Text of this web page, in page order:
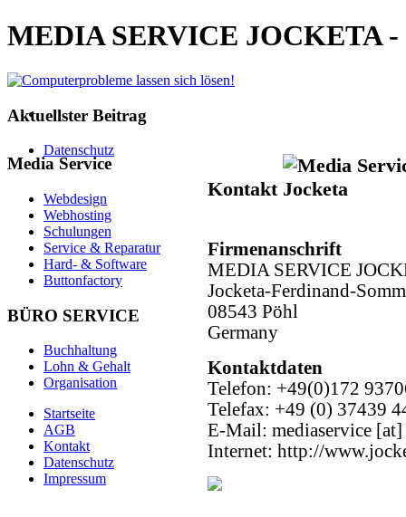
MEDIA SERVICE JOCKETA -
Aktuellster Beitrag
Datenschutz
Kontakt
Firmenanschrift
MEDIA SERVICE
Jocketa-Ferdinand-
08543 Pöhl
Germany
Kontaktdaten
Telefon: +49(0)172
Telefax: +49 (0) 37439
E-Mail: mediaservice [at]
Internet: http://
Media Service
Webdesign
Webhosting
Schulungen
Service & Reparatur
Hard- & Software
Buttonfactory
BÜRO SERVICE
Buchhaltung
Lohn & Gehalt
Organisation
Startseite
AGB
Kontakt
Datenschutz
Impressum